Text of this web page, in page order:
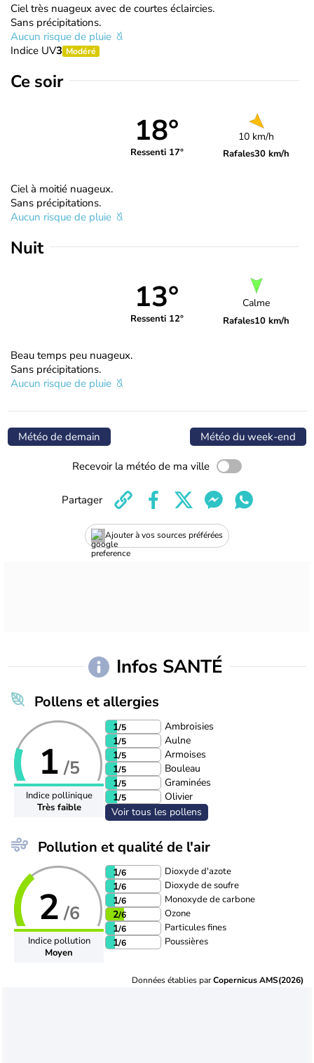
Ciel très nuageux avec de courtes éclaircies.
Sans précipitations.
Aucun risque de pluie
Indice UV3 Modéré
Ce soir
18°
Ressenti 17°
10 km/h
Rafales30 km/h
Ciel à moitié nuageux.
Sans précipitations.
Aucun risque de pluie
Nuit
13°
Ressenti 12°
Calme
Rafales10 km/h
Beau temps peu nuageux.
Sans précipitations.
Aucun risque de pluie
Météo de demain Météo du week-end
Recevoir la météo de ma ville
Ajouter à vos sources préférées
Partager
Infos SANTÉ
Pollens et allergies
1 /5
Indice pollinique
Très faible
1/5
Ambroisies
1/5
Aulne
1/5
Armoises
1/5
Bouleau
1/5
Graminées
1/5
Olivier
Voir tous les pollens
Pollution et qualité de l'air
2 /6
Indice pollution
Moyen
1/6 Dioxyde d'azote
1/6 Dioxyde de soufre
1/6 Monoxyde de carbone
2/6 Ozone
1/6 Particules fines
1/6 Poussières
Données établies parCopernicus AMS(2026)